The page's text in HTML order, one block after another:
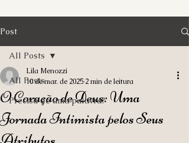
Post
All Posts
Precisa de uma palavra?
All Posts
O Coração de Deus: Uma
Jornada Intimista pelos Seus
Lila Menozzi
10 de mar. de 2025 2 min de leitura